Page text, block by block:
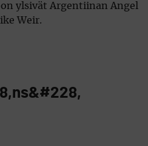
ylsivät Argentiinan Angel
Weir.